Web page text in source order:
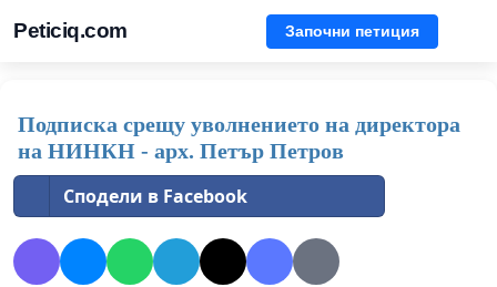
Peticiq.com Започни петиция
Подписка срещу уволнението на директора
на НИНКН - арх. Петър Петров
Сподели в Facebook